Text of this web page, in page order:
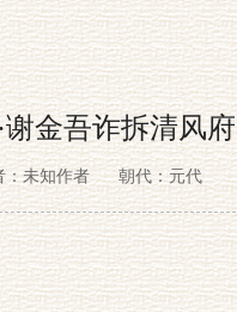
谢金吾诈拆清风府
：未知作者 朝代：元代